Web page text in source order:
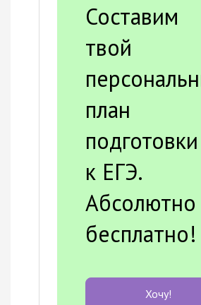
Составим
твой
план
подготовки
к ЕГЭ.
Абсолютно
бесплатно!
Хочу!